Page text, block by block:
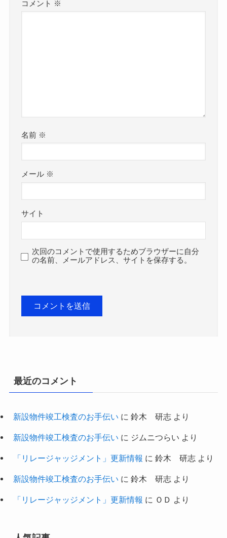
コメント ※
名前 ※
メール ※
サイト
次回のコメントで使用するためブラウザーに自分
の名前、メールアドレス、サイトを保存する。
最近のコメント
新設物件竣工検査のお手伝い に 鈴木 研志より
新設物件竣工検査のお手伝い に ジムニつらい より
「リレージャッジメント」更新情報 に 鈴木 研志より
新設物件竣工検査のお手伝い に 鈴木 研志より
「リレージャッジメント」更新情報 に ＯＤ より